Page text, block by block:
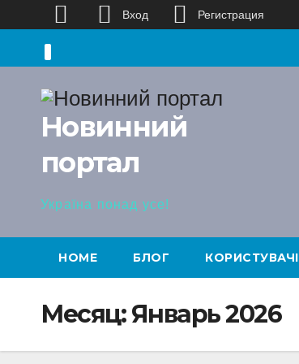
к
содержимому
Новинний
портал
Україна понад усе!
HOME БЛОГ КОРИСТУВАЧІ
Месяц:Январь 2026
Вход Регистрация